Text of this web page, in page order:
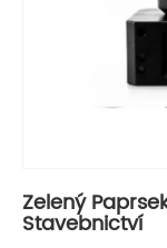
Zelený
Stavebnictví